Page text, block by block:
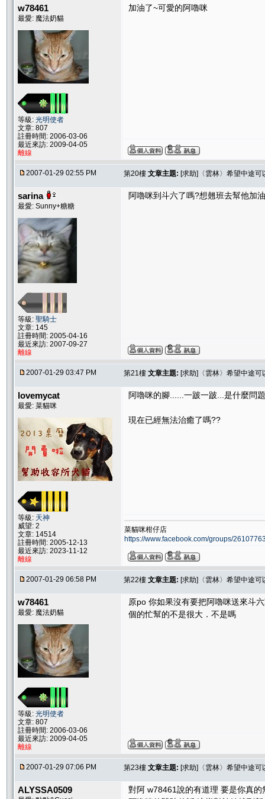
w78461
最愛: 魔法奶貓
等級: 光明使者
文章: 807
註冊時間: 2006-03-06
最近來訪: 2009-04-05
離線
加油了~可愛的阿嚕咪
2007-01-29 02:55 PM 第20樓 文章主題: [求助]〈雲林〉希望中途
sarina
最愛: Sunny+糖糖
等級: 聖騎士
文章: 145
註冊時間: 2005-04-16
最近來訪: 2007-09-27
離線
阿嚕咪到斗六了嗎?想翹班去幫他加
2007-01-29 03:47 PM 第21樓 文章主題: [求助]〈雲林〉希望中途
lovemycat
最愛: 菜貓咪
等級: 天神
威望: 2
文章: 14514
註冊時間: 2005-12-13
最近來訪: 2023-11-12
離線
阿嚕咪的腳......一跛一跛...是什麼問
現在已經無法治癒了嗎??
菜貓咪柑仔店
https://www.facebook.com/groups/
2007-01-29 06:58 PM 第22樓 文章主題: [求助]〈雲林〉希望中途
w78461
最愛: 魔法奶貓
等級: 光明使者
文章: 807
註冊時間: 2006-03-06
最近來訪: 2009-04-05
離線
原po 你如果沒有要把阿嚕咪送來斗
個的忙幫的不是很大．不是嗎
2007-01-29 07:06 PM 第23樓 文章主題: [求助]〈雲林〉希望中途
ALYSSA0509
對阿 w78461說的有道理 要是你真